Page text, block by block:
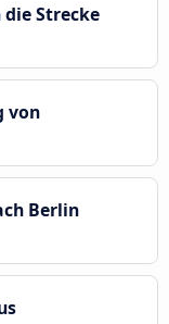
Strecke
von
Berlin